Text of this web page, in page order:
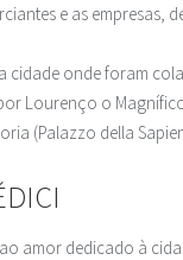
e as
onde foram
Lourenço o
(Palazzo della
amor dedicado à